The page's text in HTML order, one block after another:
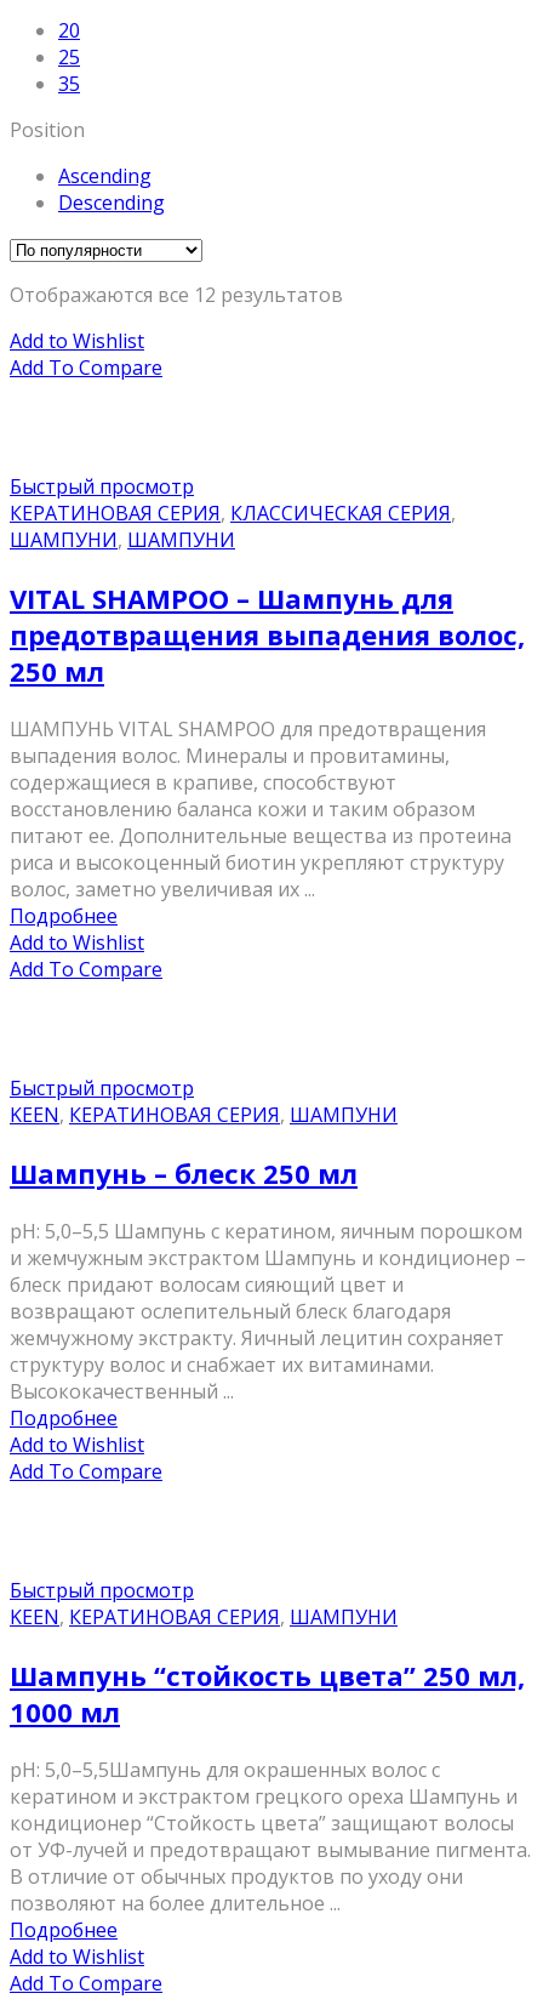
20
25
35
Position
Ascending
Descending
Отображаются все 12 результатов
Add to Wishlist
Add To Compare
Быстрый просмотр
КЕРАТИНОВАЯ СЕРИЯ, КЛАССИЧЕСКАЯ СЕРИЯ,
ШАМПУНИ, ШАМПУНИ
VITAL SHAMPOO – Шампунь для
предотвращения выпадения волос,
250 мл
ШАМПУНЬ VITAL SHAMPOO для предотвращения
выпадения волос. Минералы и провитамины,
содержащиеся в крапиве, способствуют
восстановлению баланса кожи и таким образом
питают ее. Дополнительные вещества из протеина
риса и высокоценный биотин укрепляют структуру
волос, заметно увеличивая их ...
Подробнее
Add to Wishlist
Add To Compare
Быстрый просмотр
KEEN, КЕРАТИНОВАЯ СЕРИЯ, ШАМПУНИ
Шампунь – блеск 250 мл
pH: 5,0–5,5 Шампунь с кератином, яичным порошком
и жемчужным экстрактом Шампунь и кондиционер –
блеск придают волосам сияющий цвет и
возвращают ослепительный блеск благодаря
жемчужному экстракту. Яичный лецитин сохраняет
структуру волос и снабжает их витаминами.
Высококачественный ...
Подробнее
Add to Wishlist
Add To Compare
Быстрый просмотр
KEEN, КЕРАТИНОВАЯ СЕРИЯ, ШАМПУНИ
Шампунь “стойкость цвета” 250 мл,
1000 мл
pH: 5,0–5,5Шампунь для окрашенных волос с
кератином и экстрактом грецкого ореха Шампунь и
кондиционер “Стойкость цвета” защищают волосы
от УФ-лучей и предотвращают вымывание пигмента.
В отличие от обычных продуктов по уходу они
позволяют на более длительное ...
Подробнее
Add to Wishlist
Add To Compare